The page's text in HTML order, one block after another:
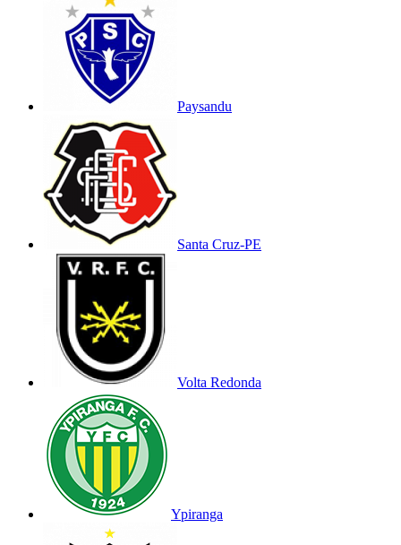
Paysandu
Santa Cruz-PE
Volta Redonda
Ypiranga